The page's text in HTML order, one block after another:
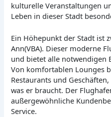
kulturelle Veranstaltungen
Leben in dieser Stadt
Ein Höhepunkt der Stadt ist
Ann(VBA). Dieser moderne
und bietet alle notwendigen
Von komfortablen Lounges
Restaurants und
was er braucht. Der
außergewöhnliche
Service.